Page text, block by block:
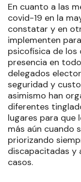
En cuanto a las
covid-19 en la
constatar y en
implementen
psicofísica de los
presencia en
delegados
seguridad y
asimismo han
diferentes
lugares para que
más aún cuando
priorizando
discapacitadas y
casos.